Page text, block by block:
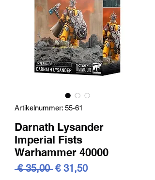
Artikelnummer: 55-61
Darnath Lysander
Imperial Fists
Warhammer 40000
€ 35,00 Standardpreis
€ 31,50Sale-